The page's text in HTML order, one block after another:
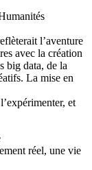
l’aventure
avec la création
big data, de la
La mise en
et
réel, une vie